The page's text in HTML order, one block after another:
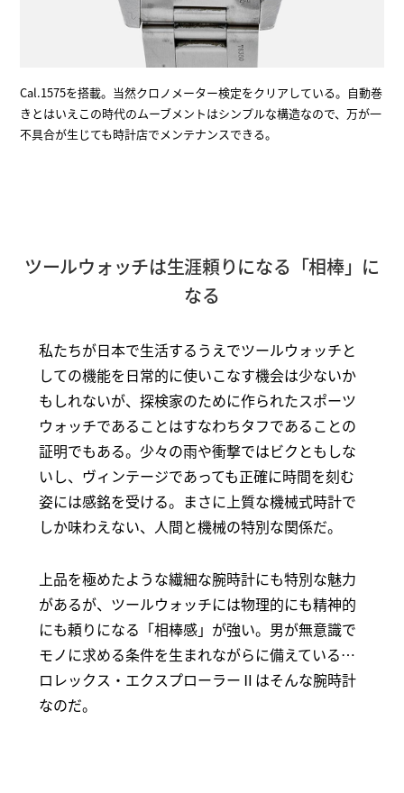
Cal.1575を搭載。当然クロノメーター検定をクリアしている。自動巻
きとはいえこの時代のムーブメントはシンプルな構造なので、万が一
不具合が生じても時計店でメンテナンスできる。
ツールウォッチは生涯頼りになる「相棒」に
なる
私たちが日本で生活するうえでツールウォッチと
しての機能を日常的に使いこなす機会は少ないか
もしれないが、探検家のために作られたスポーツ
ウォッチであることはすなわちタフであることの
証明でもある。少々の雨や衝撃ではビクともしな
いし、ヴィンテージであっても正確に時間を刻む
姿には感銘を受ける。まさに上質な機械式時計で
しか味わえない、人間と機械の特別な関係だ。
上品を極めたような繊細な腕時計にも特別な魅力
があるが、ツールウォッチには物理的にも精神的
にも頼りになる「相棒感」が強い。男が無意識で
モノに求める条件を生まれながらに備えている…
ロレックス・エクスプローラーⅡはそんな腕時計
なのだ。